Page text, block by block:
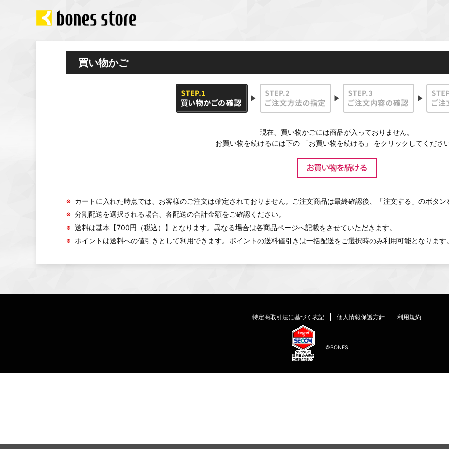
買い物かご
現在、買い物かごには商品が入っておりません。
お買い物を続けるには下の 「お買い物を続ける」 をクリックしてくださ
※ カートに入れた時点では、お客様のご注文は確定されておりません。ご注文商品は最終確認後、「注文する」のボタ
※ 分割配送を選択される場合、各配送の合計金額をご確認ください。
※ 送料は基本【700円（税込）】となります。異なる場合は各商品ページへ記載をさせていただきます。
※ ポイントは送料への値引きとして利用できます。ポイントの送料値引きは一括配送をご選択時のみ利用可能となります
特定商取引法に基づく表記 個人情報保護方針 利用規約
©BONES